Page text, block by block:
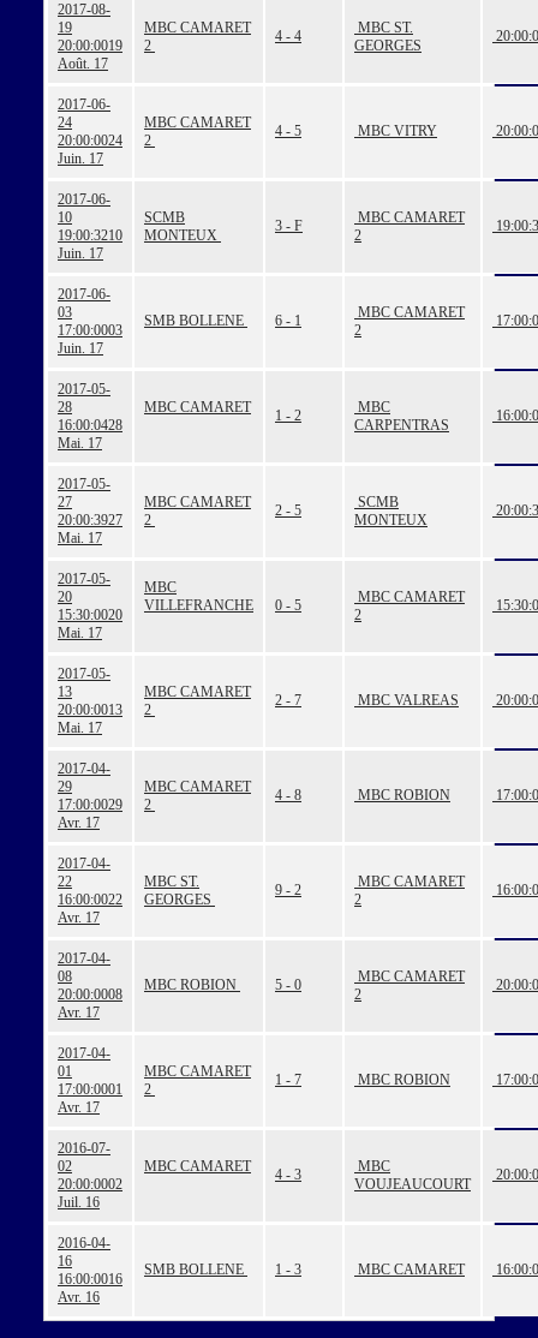
2017-08-
19
20:00:0019
Août. 17
MBC CAMARET
2
4 - 4
MBC ST.
GEORGES
2017-06-
24
20:00:0024
Juin. 17
MBC CAMARET
2
4 - 5 MBC VITRY
2017-06-
10
19:00:3210
Juin. 17
SCMB
MONTEUX
3 - F
MBC CAMARET
2
2017-06-
03
17:00:0003
Juin. 17
SMB BOLLENE 6 - 1
MBC CAMARET
2
2017-05-
28
16:00:0428
Mai. 17
MBC CAMARET 1 - 2
MBC
CARPENTRAS
2017-05-
27
20:00:3927
Mai. 17
MBC CAMARET
2
2 - 5
SCMB
MONTEUX
2017-05-
20
15:30:0020
Mai. 17
MBC
VILLEFRANCHE
0 - 5
MBC CAMARET
2
2017-05-
13
20:00:0013
Mai. 17
MBC CAMARET
2
2 - 7 MBC VALREAS
2017-04-
29
17:00:0029
Avr. 17
MBC CAMARET
2
4 - 8 MBC ROBION
2017-04-
22
16:00:0022
Avr. 17
MBC ST.
GEORGES
9 - 2
MBC CAMARET
2
2017-04-
08
20:00:0008
Avr. 17
MBC ROBION 5 - 0
MBC CAMARET
2
2017-04-
01
17:00:0001
Avr. 17
MBC CAMARET
2
1 - 7 MBC ROBION
2016-07-
02
20:00:0002
Juil. 16
MBC CAMARET 4 - 3
MBC
VOUJEAUCOURT
2016-04-
16
16:00:0016
Avr. 16
SMB BOLLENE 1 - 3 MBC CAMARET